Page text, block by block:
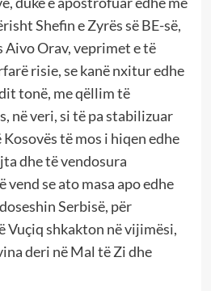
Shefin e Zyrës së BE-së,
Orav, veprimet e të
risie, se kanë nxitur edhe
tonë, me qëllim të
në veri, si të pa stabilizuar
të mos i hiqen edhe
dhe të vendosura
vend se ato masa apo edhe
Serbisë, për
Vuçiq shkakton në vijimësi,
deri në Mal të Zi dhe